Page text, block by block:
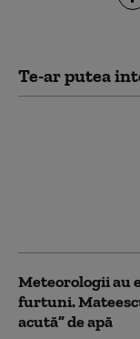
Te-ar putea
Meteorologii au
furtuni.
acută” de apă